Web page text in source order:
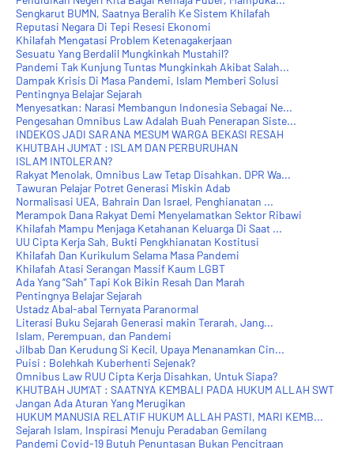
Sengkarut BUMN, Saatnya Beralih Ke Sistem Khilafah
Reputasi Negara Di Tepi Resesi Ekonomi
Khilafah Mengatasi Problem Ketenagakerjaan
Sesuatu Yang Berdalil Mungkinkah Mustahil?
Pandemi Tak Kunjung Tuntas Mungkinkah Akibat Salah...
Dampak Krisis Di Masa Pandemi, Islam Memberi Solusi
Pentingnya Belajar Sejarah
Menyesatkan: Narasi Membangun Indonesia Sebagai Ne...
Pengesahan Omnibus Law Adalah Buah Penerapan Siste...
INDEKOS JADI SARANA MESUM WARGA BEKASI RESAH
KHUTBAH JUM'AT : ISLAM DAN PERBURUHAN
ISLAM INTOLERAN?
Rakyat Menolak, Omnibus Law Tetap Disahkan. DPR Wa...
Tawuran Pelajar Potret Generasi Miskin Adab
Normalisasi UEA, Bahrain Dan Israel, Penghianatan ...
Merampok Dana Rakyat Demi Menyelamatkan Sektor Ribawi
Khilafah Mampu Menjaga Ketahanan Keluarga Di Saat ...
UU Cipta Kerja Sah, Bukti Pengkhianatan Kostitusi
Khilafah Dan Kurikulum Selama Masa Pandemi
Khilafah Atasi Serangan Massif Kaum LGBT
Ada Yang “Sah” Tapi Kok Bikin Resah Dan Marah
Pentingnya Belajar Sejarah
Ustadz Abal-abal Ternyata Paranormal
Literasi Buku Sejarah Generasi makin Terarah, Jang...
Islam, Perempuan, dan Pandemi
Jilbab Dan Kerudung Si Kecil, Upaya Menanamkan Cin...
Puisi : Bolehkah Kuberhenti Sejenak?
Omnibus Law RUU Cipta Kerja Disahkan, Untuk Siapa?
KHUTBAH JUM'AT : SAATNYA KEMBALI PADA HUKUM ALLAH SWT
Jangan Ada Aturan Yang Merugikan
HUKUM MANUSIA RELATIF HUKUM ALLAH PASTI, MARI KEMB...
Sejarah Islam, Inspirasi Menuju Peradaban Gemilang
Pandemi Covid-19 Butuh Penuntasan Bukan Pencitraan